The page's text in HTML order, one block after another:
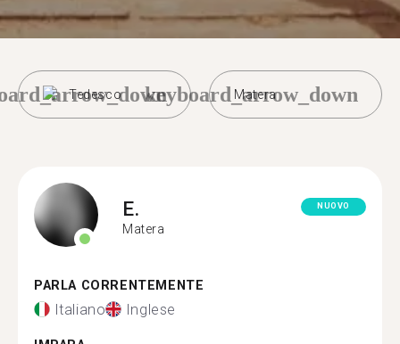
Tedesco Matera
keyboard_arrow_down
E.
Matera
NUOVO
PARLA CORRENTEMENTE
Italiano Inglese